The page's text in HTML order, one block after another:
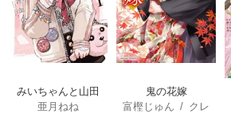
みいちゃんと山田
さん
亜月ねね
鬼の花嫁
富樫じゅん / クレ